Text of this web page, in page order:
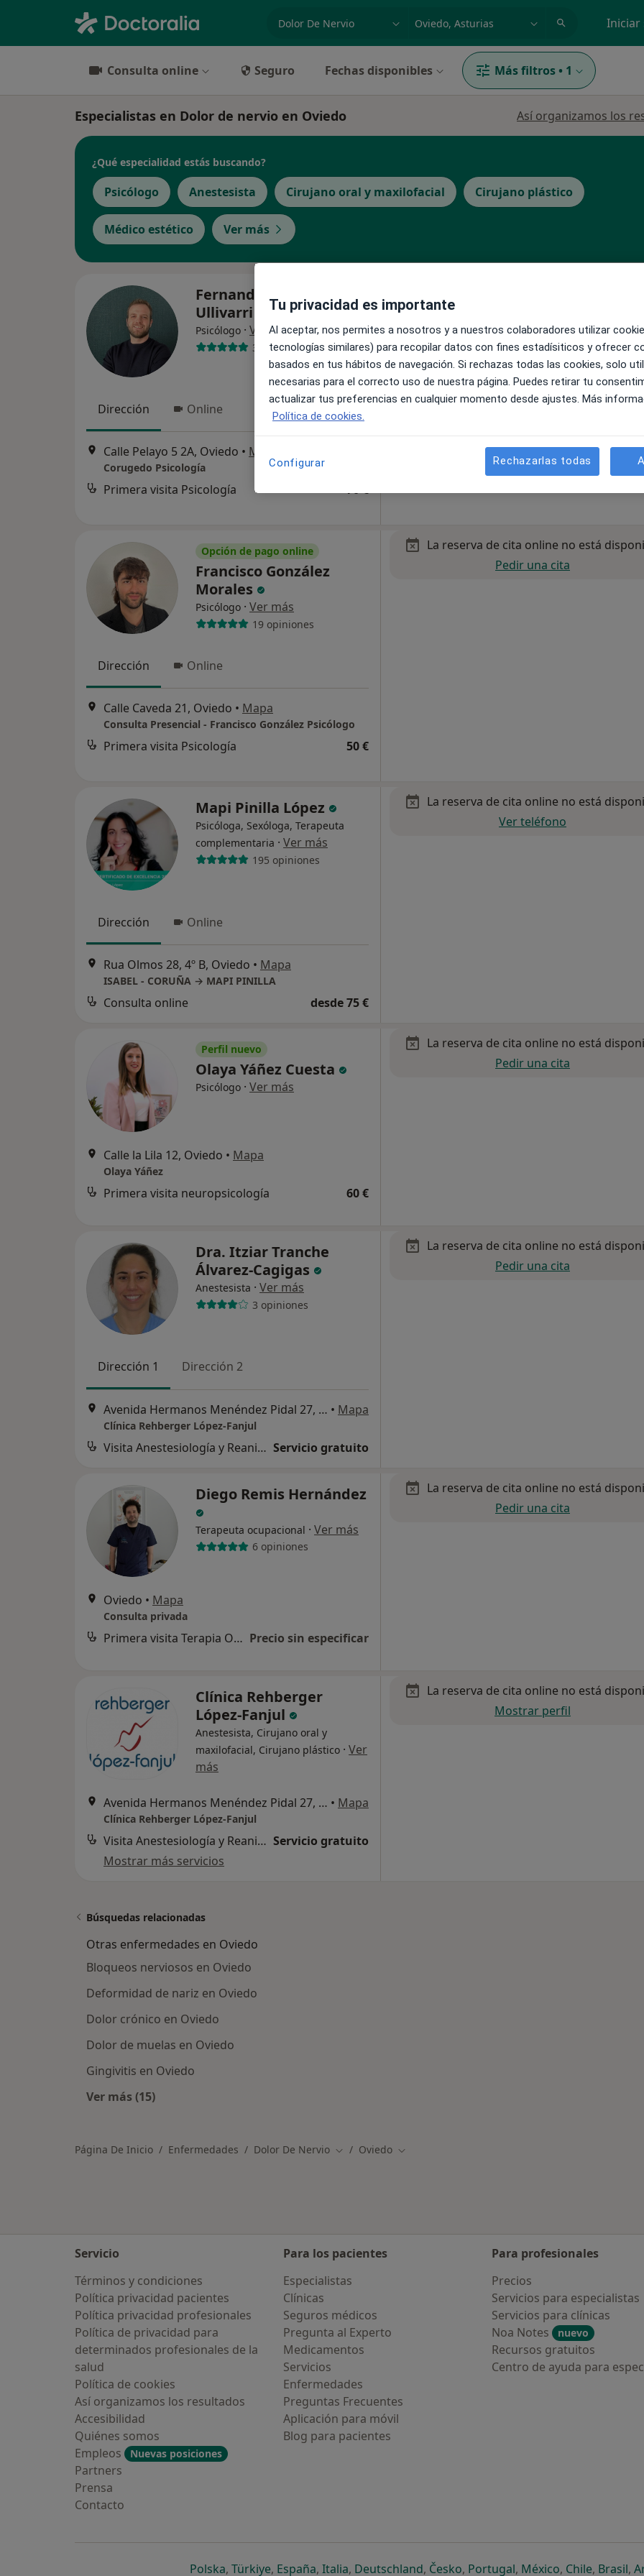
Iniciar
Consulta online Seguro Fechas disponibles Más filtros • 1
Especialistas en Dolor de nervio en Oviedo Así organizamos los
¿Qué especialidad estás buscando?
Psicólogo Anestesista Cirujano oral y maxilofacial Cirujano plástico
Médico estético Ver más
Fernando Eric Pérez-
Ullivarri
Psicólogo · Ver más
33 opiniones
Dirección Online
Calle Pelayo 5 2A, Oviedo • Mapa
Corugedo Psicología
Primera visita Psicología 70 €
Opción de pago online
Francisco González
Morales
Psicólogo · Ver más
19 opiniones
Dirección Online
Calle Caveda 21, Oviedo • Mapa
Consulta Presencial - Francisco González Psicólogo
Primera visita Psicología 50 €
La reserva de cita online no está
Pedir una cita
Mapi Pinilla López
Psicóloga, Sexóloga, Terapeuta
complementaria · Ver más
195 opiniones
Dirección Online
Rua Olmos 28, 4º B, Oviedo • Mapa
ISABEL - CORUÑA → MAPI PINILLA
Consulta online desde 75 €
La reserva de cita online no está
Ver teléfono
Perfil nuevo
Olaya Yáñez Cuesta
Psicólogo · Ver más
Calle la Lila 12, Oviedo • Mapa
Olaya Yáñez
Primera visita neuropsicología 60 €
La reserva de cita online no está
Pedir una cita
Dra. Itziar Tranche
Álvarez-Cagigas
Anestesista · Ver más
3 opiniones
Dirección 1 Dirección 2
Avenida Hermanos Menéndez Pidal 27, Bajo, Oviedo • Mapa
Clínica Rehberger López-Fanjul
Visita Anestesiología y Reanimación Servicio gratuito
La reserva de cita online no está
Pedir una cita
Diego Remis Hernández
Terapeuta ocupacional · Ver más
6 opiniones
Oviedo • Mapa
Consulta privada
Primera visita Terapia Ocupacional Precio sin especificar
La reserva de cita online no está
Pedir una cita
Clínica Rehberger
López-Fanjul
Anestesista, Cirujano oral y
maxilofacial, Cirujano plástico · Ver
más
Avenida Hermanos Menéndez Pidal 27, Bajo, Oviedo • Mapa
Clínica Rehberger López-Fanjul
Visita Anestesiología y Reanimación Servicio gratuito
Mostrar más servicios
La reserva de cita online no está
Mostrar perfil
Búsquedas relacionadas
Otras enfermedades en Oviedo
Bloqueos nerviosos en Oviedo
Deformidad de nariz en Oviedo
Dolor crónico en Oviedo
Dolor de muelas en Oviedo
Gingivitis en Oviedo
Ver más (15)
Página De Inicio Enfermedades Dolor De Nervio Cambiar de ciudad
Oviedo Cambiar de ciudad
Servicio
Términos y condiciones
Política privacidad pacientes
Política privacidad profesionales
Política de privacidad para
determinados profesionales de la
salud
Política de cookies
Así organizamos los resultados
Accesibilidad
Quiénes somos
Empleos
Nuevas posiciones
Partners
Prensa
Contacto
Para los pacientes
Especialistas
Clínicas
Seguros médicos
Pregunta al Experto
Medicamentos
Servicios
Enfermedades
Preguntas Frecuentes
Aplicación para móvil
Blog para pacientes
Para profesionales
Precios
Servicios para especialistas
Servicios para clínicas
Noa Notes
nuevo
Recursos gratuitos
Centro de ayuda para
Polskase abre en una nueva pestaña
, Türkiyese abre en una nueva pestaña
, Españase abre en una nueva pestaña
, Italiase abre en una nueva pestaña
, Deutschlandse abre en una nueva pestaña
, Českose abre en una nueva pestaña
, Portugalse abre en una nueva
, Méxicose abre en una
, Chilese abre
, Brasilse
,
Tu privacidad es importante
Al aceptar, nos permites a nosotros y a nuestros colaboradores utilizar
tecnologías similares) para recopilar datos con fines estadísiticos y ofrecer
basados en tus hábitos de navegación. Si rechazas todas las cookies, solo
necesarias para el correcto uso de nuestra página. Puedes retirar tu
actualizar tus preferencias en cualquier momento desde ajustes. Más
Política de cookies.
Configurar Rechazarlas todas